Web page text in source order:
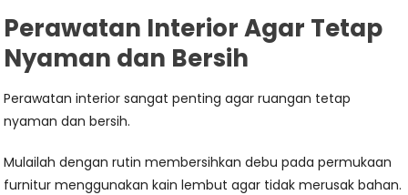
Perawatan Interior Agar Tetap
Nyaman dan Bersih
Perawatan interior sangat penting agar ruangan tetap
nyaman dan bersih.
Mulailah dengan rutin membersihkan debu pada permukaan
furnitur menggunakan kain lembut agar tidak merusak bahan.